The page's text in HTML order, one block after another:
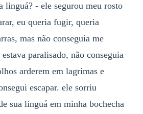
linguá? - ele segurou meu rosto
eu queria fugir, queria
mas não conseguia me
paralisado, não conseguia
arderem em lagrimas e
escapar. ele sorriu
sua linguá em minha bochecha